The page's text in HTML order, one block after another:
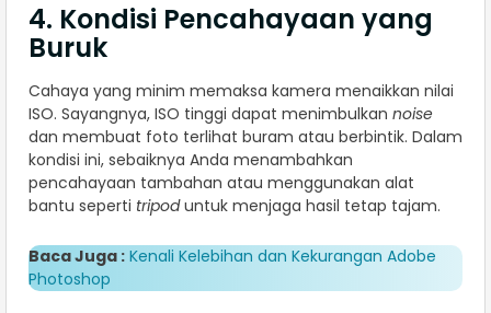
4. Kondisi Pencahayaan yang
Buruk
Cahaya yang minim memaksa kamera menaikkan nilai
ISO. Sayangnya, ISO tinggi dapat menimbulkan noise
dan membuat foto terlihat buram atau berbintik. Dalam
kondisi ini, sebaiknya Anda menambahkan
pencahayaan tambahan atau menggunakan alat
bantu seperti tripoduntuk menjaga hasil tetap tajam.
Baca Juga : Kenali Kelebihan dan Kekurangan Adobe
Photoshop